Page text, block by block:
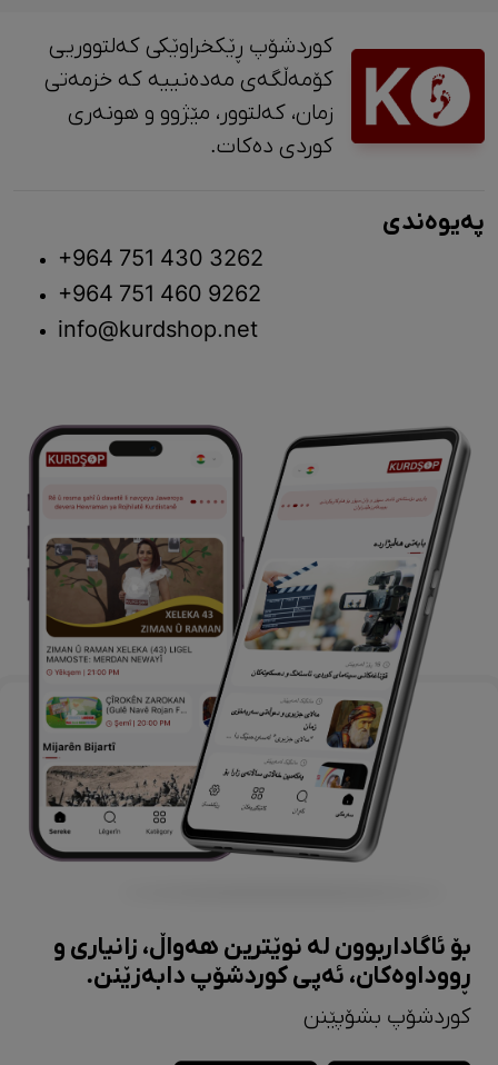
کوردشۆپ ڕێکخراوێکی کەلتووریی
کۆمەڵگەی مەدەنییە کە خزمەتی
زمان، کەلتوور، مێژوو و ‎هونەری
کوردی دەکات.
پەیوەندی
+964 751 430 3262
+964 751 460 9262
info@kurdshop.net
بۆ ئاگاداربوون لە نوێترین هەواڵ، زانیاری و
ڕووداوەکان، ئەپی کوردشۆپ دابەزێنن.
کوردشۆپ بشۆپێنن